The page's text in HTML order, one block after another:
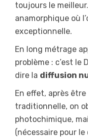
toujours le
anamorphique où
exceptionnelle.
En long métrage
problème : c’est le
dire la diffusion
En effet, après
traditionnelle, on
photochimique,
(nécessaire pour